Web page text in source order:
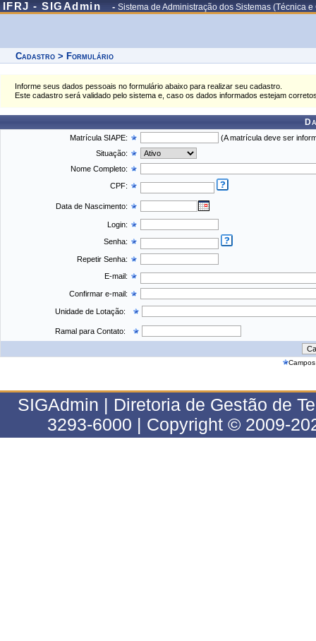
IFRJ - SIGAdmin - Sistema de Administração dos Sistemas (Técnica e
Cadastro > Formulário
Informe seus dados pessoais no formulário abaixo para realizar seu cadastro.
Este cadastro será validado pelo sistema e, caso os dados informados estejam
Matrícula SIAPE:
(A matrícula deve ser
Situação:
Nome Completo:
CPF:
Data de Nascimento:
Login:
Senha:
Repetir Senha:
E-mail:
Confirmar e-mail:
Unidade de Lotação:
Ramal para Contato:
SIGAdmin | Diretoria de Gestão de
3293-6000 | Copyright © 2009-